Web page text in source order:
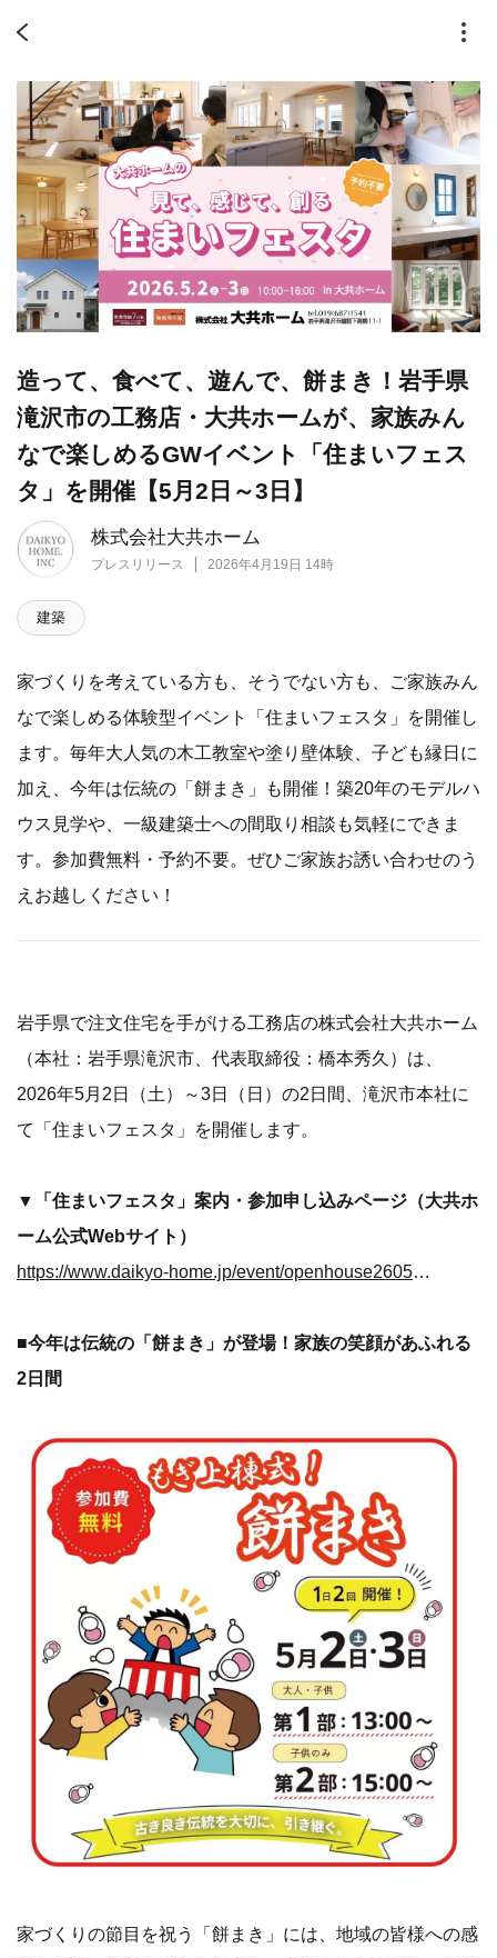
株式会社大共ホーム
プレスリリース 2026年4月19日 14時
造って、食べて、遊んで、餅まき！岩手県
滝沢市の工務店・大共ホームが、家族みん
なで楽しめるGWイベント「住まいフェス
タ」を開催【5月2日～3日】
建築
家づくりを考えている方も、そうでない方も、ご家族みん
なで楽しめる体験型イベント「住まいフェスタ」を開催し
ます。毎年大人気の木工教室や塗り壁体験、子ども縁日に
加え、今年は伝統の「餅まき」も開催！築20年のモデルハ
ウス見学や、一級建築士への間取り相談も気軽にできま
す。参加費無料・予約不要。ぜひご家族お誘い合わせのう
えお越しください！
岩手県で注文住宅を手がける工務店の株式会社大共ホーム
（本社：岩手県滝沢市、代表取締役：橋本秀久）は、
2026年5月2日（土）～3日（日）の2日間、滝沢市本社に
て「住まいフェスタ」を開催します。
▼「住まいフェスタ」案内・参加申し込みページ（大共ホ
ーム公式Webサイト）
https://www.daikyo-home.jp/event/openhouse260502/?utm_source=digima&utm_medium=valuepress&utm_campaign=valuepress_26May01_0417&utm_id=20260502
■今年は伝統の「餅まき」が登場！家族の笑顔があふれる
2日間
家づくりの節目を祝う「餅まき」には、地域の皆様への感